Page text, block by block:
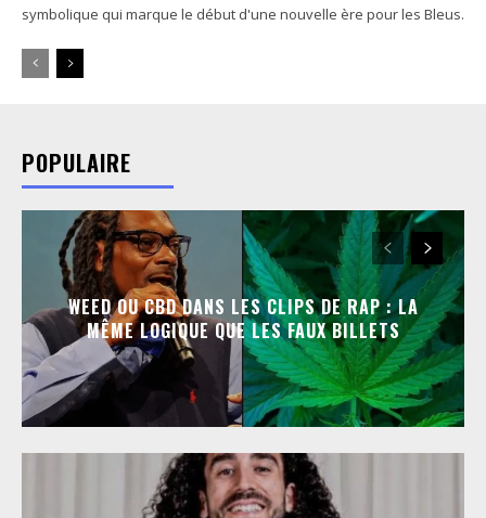
symbolique qui marque le début d'une nouvelle ère pour les Bleus.
POPULAIRE
WEED OU CBD DANS LES CLIPS DE RAP : LA
MÊME LOGIQUE QUE LES FAUX BILLETS